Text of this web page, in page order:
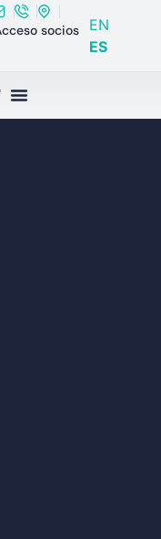
socios
EN
ES